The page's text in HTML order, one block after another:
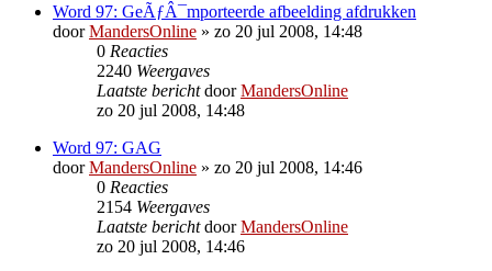
Word 97: GeÃƒÂ¯mporteerde afbeelding afdrukken
doorMandersOnline » zo 20 jul 2008, 14:48
0 Reacties
2240 Weergaves
Laatste berichtdoorMandersOnline
zo 20 jul 2008, 14:48
Word 97: GAG
doorMandersOnline » zo 20 jul 2008, 14:46
0 Reacties
2154 Weergaves
Laatste berichtdoorMandersOnline
zo 20 jul 2008, 14:46